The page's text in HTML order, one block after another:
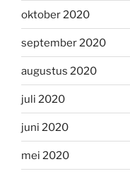
oktober 2020
september 2020
augustus 2020
juli 2020
juni 2020
mei 2020